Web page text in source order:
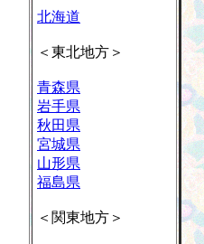
北海道
＜東北地方＞
青森県
岩手県
秋田県
宮城県
山形県
福島県
＜関東地方＞